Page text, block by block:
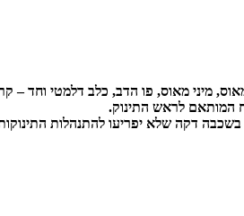
דקה שלא יפריעו להתנהלות